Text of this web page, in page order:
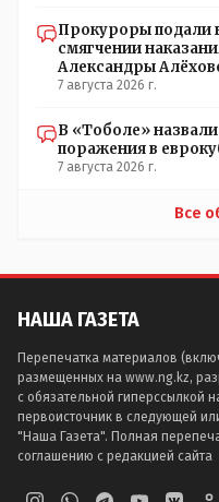
Прокуроры подали
смягчении
Александры
7 августа 2026 г.
В «Тоболе»
поражения в
7 августа 2026 г.
Все
НАША ГАЗЕТА
Перепечатка материалов
размещенных на www.ng.kz,
с обязательной гиперссылкой
первоисточник в следующей
"Наша Газета". Полная
соглашению с редакцией сайта